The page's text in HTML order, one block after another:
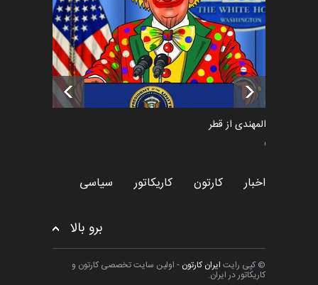
اخبار 6 ماه قبل
تسلیت به همکار | سهراب خیری
اخبار 6 ماه قبل
سعد المهندی از قطر
سیاسی
اخبار کارتون کاریکاتور سیاسی
برو بالا
© کپی رایت ایران کارتون - اولین سایت تخصصی کارتون و
کاریکاتور در ایران.